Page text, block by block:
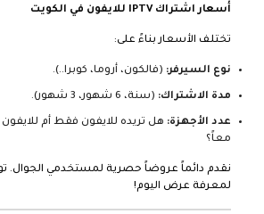
أسعار اشتراك IPTV للايفون في الكويت
تختلف الأسعار بناءً على:
نوع السيرفر: (فالكون، أروما، كوبرا..).
مدة الاشتراك: (سنة، 6 شهور، 3 شهور).
عدد الأجهزة: هل تريده للايفون فقط أم للايفون
معاً؟
نقدم دائماً عروضاً حصرية لمستخدمي الجوال.
لمعرفة عرض اليوم!